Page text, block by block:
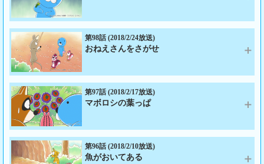
スくんも遊んでみようと、プレゼントになりそうなものを探し始める。
出演：ぼのぼの、シマリスくん、アライグマくん、他
あらすじ：最近太ってきたというおとうさん。「太るってどんな感じなの
かなぁ」不思議に思ったぼのぼのは、シマリスくんとアライグマくんに尋
ねてみる。でも、だれも太ったことがないからわからない。そこに現れた
クズリくんのおとうさんは――なぜか急に太っていた！なんでも太り草を
食べて一晩で太ったらしい。ぼのぼのたちは太り草を食べてみる。すると
次の日……。
出演：ぼのぼの、シマリスくん、アライグマくん、ぼのぼののおとうさ
ん、クズリくんのおとうさん、他
あらすじ：シマリスくんは葉っぱを体にかけて寝るのが好きだ。お気に入
りは寝返りをうってもずり落ちないシモブクロの葉っぱ。でもこの頃はす
っかりあったかくなってきたから、もう少し薄い葉っぱを探していた。ぼ
のぼのにシダツデカエデの葉っぱをすすめられたシマリスくんは、早速そ
れを手に入れる。でも重い。しかもその葉っぱをゴモクムシにかじられて
しまった！
出演：ぼのぼの、シマリスくん、アライグマくん、他
あらすじ：「ねえ、何を考えているのか当ててみせようか」フェネギーく
んは、みんなの考えていることがわかるのだという。本当かどうか疑った
シマリスくんは、いろいろな住人たちの考えていることを当てるように言
うが、フェネギーくんの答えはすべてはずれ。見かねたぼのぼのはフェネ
第98話 (2018/2/24放送)
おねえさんをさがせ
第97話 (2018/2/17放送)
マボロシの葉っぱ
第96話 (2018/2/10放送)
魚がおいてある